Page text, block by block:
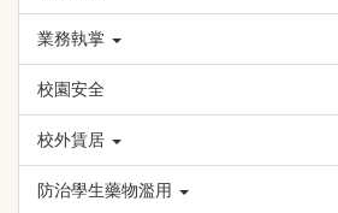
業務執掌
校園安全
校外賃居
防治學生藥物濫用